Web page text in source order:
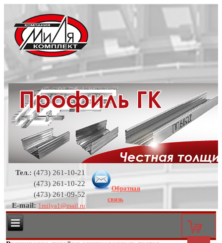
Тел.: (473) 261-10-21
(473) 261-10-22
(473) 261-09-52
E-mail: 1milya1@mail.ru
Обратная
связь
0